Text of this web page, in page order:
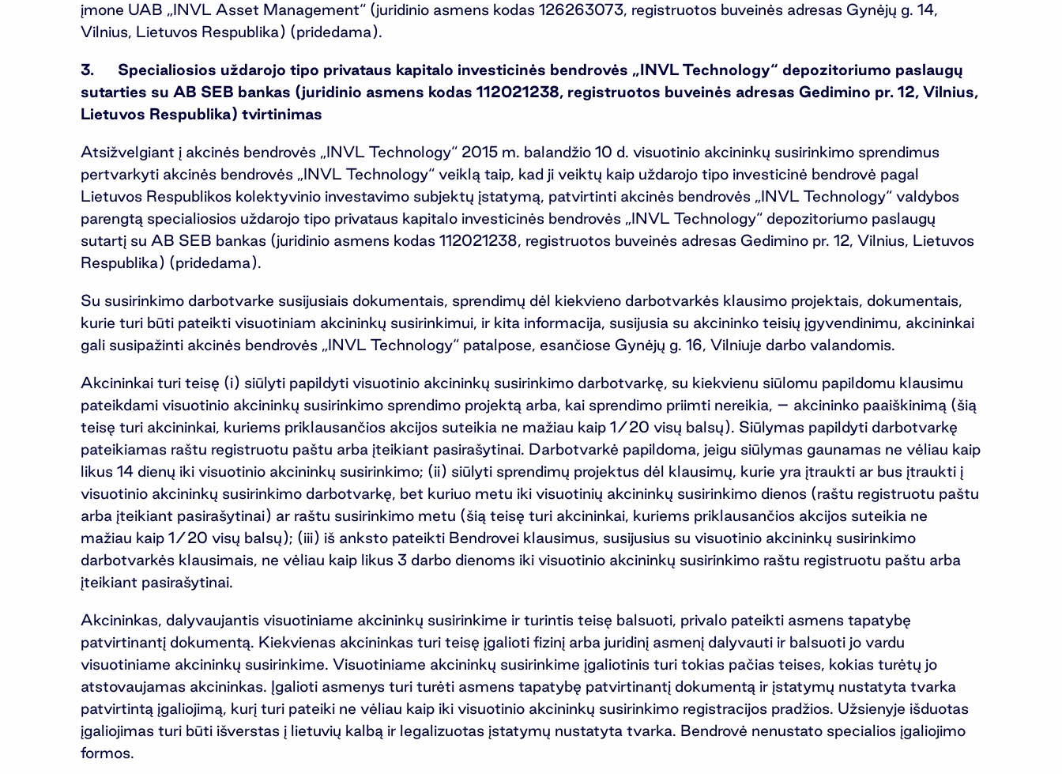
įmone UAB „INVL Asset Management“ (juridinio asmens kodas 126263073, registruotos buveinės adresas Gynėjų g. 14,
Vilnius, Lietuvos Respublika) (pridedama).
3. Specialiosios uždarojo tipo privataus kapitalo investicinės bendrovės „INVL Technology“ depozitoriumo paslaugų
sutarties su AB SEB bankas (juridinio asmens kodas 112021238, registruotos buveinės adresas Gedimino pr. 12, Vilnius,
Lietuvos Respublika) tvirtinimas
Atsižvelgiant į akcinės bendrovės „INVL Technology“ 2015 m. balandžio 10 d. visuotinio akcininkų susirinkimo sprendimus
pertvarkyti akcinės bendrovės „INVL Technology“ veiklą taip, kad ji veiktų kaip uždarojo tipo investicinė bendrovė pagal
Lietuvos Respublikos kolektyvinio investavimo subjektų įstatymą, patvirtinti akcinės bendrovės „INVL Technology“ valdybos
parengtą specialiosios uždarojo tipo privataus kapitalo investicinės bendrovės „INVL Technology“ depozitoriumo paslaugų
sutartį su AB SEB bankas (juridinio asmens kodas 112021238, registruotos buveinės adresas Gedimino pr. 12, Vilnius, Lietuvos
Respublika) (pridedama).
Su susirinkimo darbotvarke susijusiais dokumentais, sprendimų dėl kiekvieno darbotvarkės klausimo projektais, dokumentais,
kurie turi būti pateikti visuotiniam akcininkų susirinkimui, ir kita informacija, susijusia su akcininko teisių įgyvendinimu, akcininkai
gali susipažinti akcinės bendrovės „INVL Technology“ patalpose, esančiose Gynėjų g. 16, Vilniuje darbo valandomis.
Akcininkai turi teisę (i) siūlyti papildyti visuotinio akcininkų susirinkimo darbotvarkę, su kiekvienu siūlomu papildomu klausimu
pateikdami visuotinio akcininkų susirinkimo sprendimo projektą arba, kai sprendimo priimti nereikia, – akcininko paaiškinimą (šią
teisę turi akcininkai, kuriems priklausančios akcijos suteikia ne mažiau kaip 1/20 visų balsų). Siūlymas papildyti darbotvarkę
pateikiamas raštu registruotu paštu arba įteikiant pasirašytinai. Darbotvarkė papildoma, jeigu siūlymas gaunamas ne vėliau kaip
likus 14 dienų iki visuotinio akcininkų susirinkimo; (ii) siūlyti sprendimų projektus dėl klausimų, kurie yra įtraukti ar bus įtraukti į
visuotinio akcininkų susirinkimo darbotvarkę, bet kuriuo metu iki visuotinių akcininkų susirinkimo dienos (raštu registruotu paštu
arba įteikiant pasirašytinai) ar raštu susirinkimo metu (šią teisę turi akcininkai, kuriems priklausančios akcijos suteikia ne
mažiau kaip 1/20 visų balsų); (iii) iš anksto pateikti Bendrovei klausimus, susijusius su visuotinio akcininkų susirinkimo
darbotvarkės klausimais, ne vėliau kaip likus 3 darbo dienoms iki visuotinio akcininkų susirinkimo raštu registruotu paštu arba
įteikiant pasirašytinai.
Akcininkas, dalyvaujantis visuotiniame akcininkų susirinkime ir turintis teisę balsuoti, privalo pateikti asmens tapatybę
patvirtinantį dokumentą. Kiekvienas akcininkas turi teisę įgalioti fizinį arba juridinį asmenį dalyvauti ir balsuoti jo vardu
visuotiniame akcininkų susirinkime. Visuotiniame akcininkų susirinkime įgaliotinis turi tokias pačias teises, kokias turėtų jo
atstovaujamas akcininkas. Įgalioti asmenys turi turėti asmens tapatybę patvirtinantį dokumentą ir įstatymų nustatyta tvarka
patvirtintą įgaliojimą, kurį turi pateiki ne vėliau kaip iki visuotinio akcininkų susirinkimo registracijos pradžios. Užsienyje išduotas
įgaliojimas turi būti išverstas į lietuvių kalbą ir legalizuotas įstatymų nustatyta tvarka. Bendrovė nenustato specialios įgaliojimo
formos.